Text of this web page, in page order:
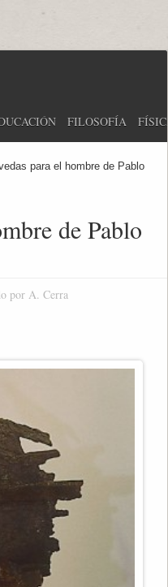
FILOSOFÍA
para el hombre de Pablo
de Pablo
por A. Cerra